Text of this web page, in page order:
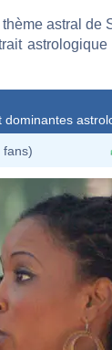
astral de
dominantes
fans)